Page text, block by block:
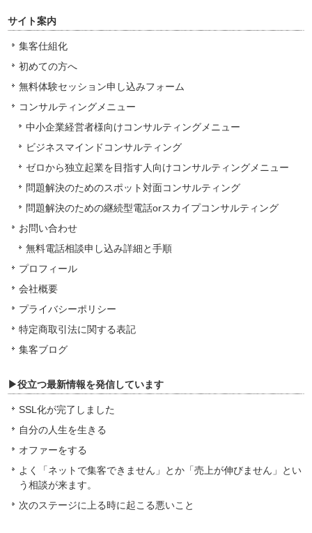
サイト案内
集客仕組化
初めての方へ
無料体験セッション申し込みフォーム
コンサルティングメニュー
中小企業経営者様向けコンサルティングメニュー
ビジネスマインドコンサルティング
ゼロから独立起業を目指す人向けコンサルティングメニュー
問題解決のためのスポット対面コンサルティング
問題解決のための継続型電話orスカイプコンサルティング
お問い合わせ
無料電話相談申し込み詳細と手順
プロフィール
会社概要
プライバシーポリシー
特定商取引法に関する表記
集客ブログ
▶役立つ最新情報を発信しています
SSL化が完了しました
自分の人生を生きる
オファーをする
よく「ネットで集客できません」とか「売上が伸びません」とい
う相談が来ます。
次のステージに上る時に起こる悪いこと